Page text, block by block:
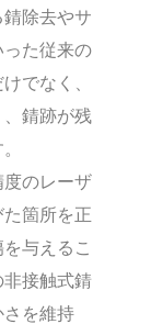
除去やサ
た従来の
でなく、
錆跡が残
のレーザ
箇所を正
与えるこ
非接触式錆
を維持